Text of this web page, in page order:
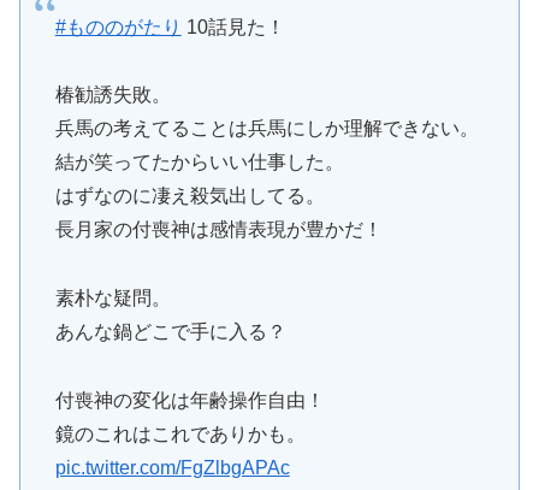
#もののがたり 10話見た！
椿勧誘失敗。
兵馬の考えてることは兵馬にしか理解できない。
結が笑ってたからいい仕事した。
はずなのに凄え殺気出してる。
長月家の付喪神は感情表現が豊かだ！
素朴な疑問。
あんな鍋どこで手に入る？
付喪神の変化は年齢操作自由！
鏡のこれはこれでありかも。
pic.twitter.com/FgZlbgAPAc